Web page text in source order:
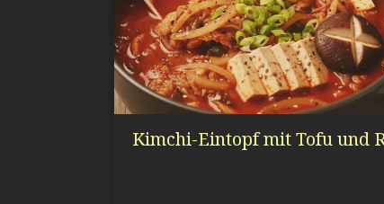
Kimchi-Eintopf mit Tofu und